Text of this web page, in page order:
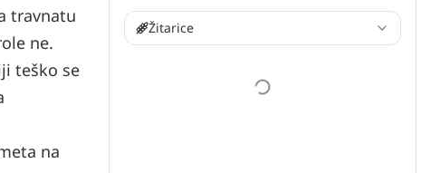
travnatu
ne.
teško se
na
Žitarice